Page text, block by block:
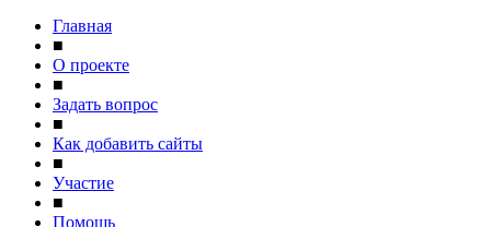
Главная
■
О проекте
■
Задать вопрос
■
Как добавить сайты
■
Участие
■
Помощь